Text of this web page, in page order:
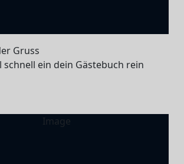
Gruss
schnell ein dein Gästebuch rein